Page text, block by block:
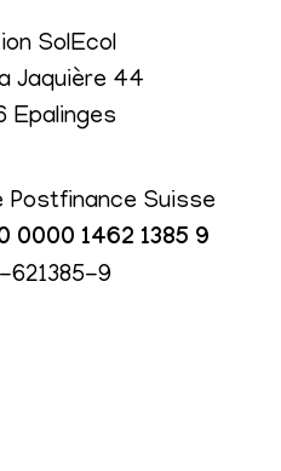
SolEcol
Jaquière 44
Epalinges
Postfinance Suisse
0000 1462 1385 9
621385-9